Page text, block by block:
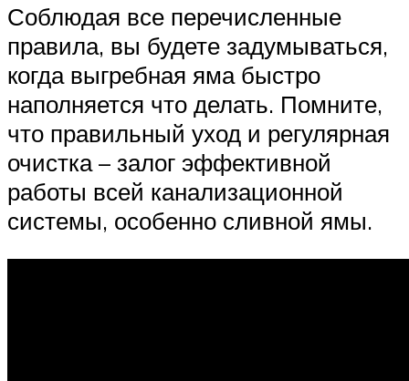
Соблюдая все перечисленные
правила, вы будете задумываться,
когда выгребная яма быстро
наполняется что делать. Помните,
что правильный уход и регулярная
очистка – залог эффективной
работы всей канализационной
системы, особенно сливной ямы.